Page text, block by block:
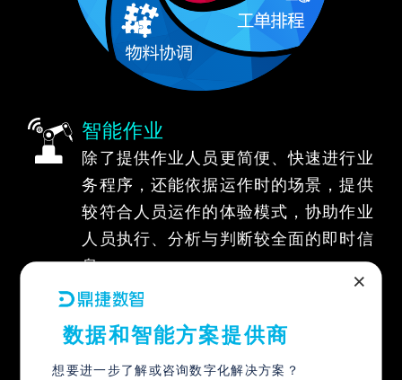
智能作业
除了提供作业人员更简便、快速进行业
务程序，还能依据运作时的场景，提供
较符合人员运作的体验模式，协助作业
人员执行、分析与判断较全面的即时信
息。
智能排程
透过內建APS运作，提升企业从传统的
MPS/MRP 思維，跨入更現代、实时的
×
数据和智能方案提供商
想要进一步了解或咨询数字化解决方案？